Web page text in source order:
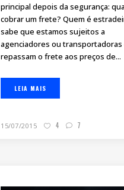
principal depois da segurança:
cobrar um frete? Quem é
sabe que estamos sujeitos a
agenciadores ou transportadoras
repassam o frete aos preços de...
LEIA MAIS
15/07/2015 4 7